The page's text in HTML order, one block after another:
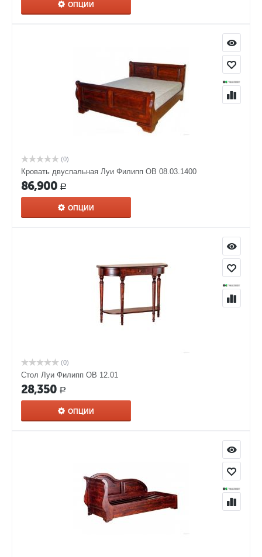
ОПЦИИ
(0)
Кровать двуспальная Луи Филипп ОВ 08.03.1400
86,900 Р
ОПЦИИ
(0)
Стол Луи Филипп ОВ 12.01
28,350 Р
ОПЦИИ